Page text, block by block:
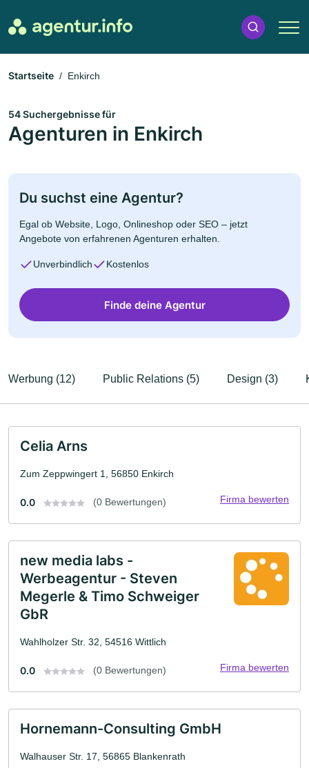
Startseite Enkirch
54 Suchergebnisse für
Agenturen in Enkirch
Du suchst eine Agentur?
Egal ob Website, Logo, Onlineshop oder SEO – jetzt
Angebote von erfahrenen Agenturen erhalten.
Unverbindlich Kostenlos
Finde deine Agentur
Werbung (12) Public Relations (5) Design (3)
Celia Arns
Zum Zeppwingert 1, 56850 Enkirch
0.0 (0 Bewertungen) Firma bewerten
new media labs -
Werbeagentur - Steven
Megerle & Timo Schweiger
GbR
Wahlholzer Str. 32, 54516 Wittlich
0.0 (0 Bewertungen) Firma bewerten
Hornemann-Consulting GmbH
Walhauser Str. 17, 56865 Blankenrath